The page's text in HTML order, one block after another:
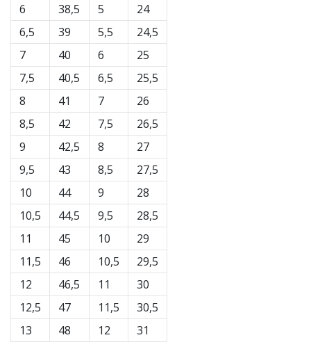
11. 8. 2022
•
2 min. Læsning
Weplayvolleyball
affiliate
program
Har
du
din
egen
hjemmeside,
blog,
administrerer
du
en
Facebook-
side
eller
diskussionsforum?
Lad
dem
6
6,5
7
7,5
8
8,5
9
9,5
10
10,5
11
11,5
12
12,5
13
38,5
39
40
40,5
41
42
42,5
43
44
44,5
45
46
46,5
47
48
5
5,5
6
6,5
7
7,5
8
8,5
9
9,5
10
10,5
11
11,5
12
24
24,5
25
25,5
26
26,5
27
27,5
28
28,5
29
29,5
30
30,5
31